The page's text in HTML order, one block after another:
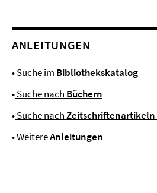
ANLEITUNGEN
•Suche im Bibliothekskatalog
•Suche nach Büchern
•Suche nachZeitschriftenartikeln
•WeitereAnleitungen